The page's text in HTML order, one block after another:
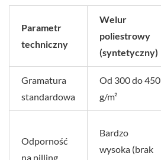
Parametr
techniczny
Welur
poliestrowy
(syntetyczny)
Gramatura
standardowa
Od 300 do 450
g/m²
Odporność
na pilling
Bardzo
wysoka (brak